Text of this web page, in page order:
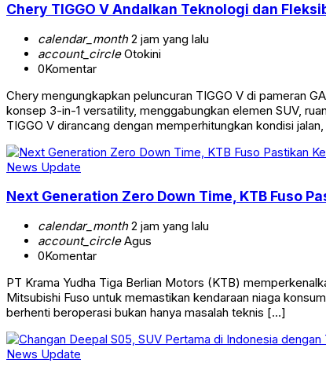
Chery TIGGO V Andalkan Teknologi dan
calendar_month2 jam yang lalu
account_circleOtokini
0Komentar
Chery mengungkapkan peluncuran TIGGO V di pameran
konsep 3-in-1 versatility, menggabungkan elemen SUV,
TIGGO V dirancang dengan memperhitungkan kondisi
News Update
Next Generation Zero Down Time, KTB Fuso
calendar_month2 jam yang lalu
account_circleAgus
0Komentar
PT Krama Yudha Tiga Berlian Motors (KTB)
Mitsubishi Fuso untuk memastikan kendaraan niaga
berhenti beroperasi bukan hanya masalah teknis […]
News Update